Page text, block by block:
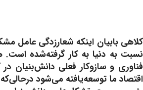
کلاهی بابیان اینکه شعارزدگی عامل
نسبت به دنیا به کار گرفته‌شده
اقتصاد ما توسعه‌یافته می‌شود درحالی‌که با این سیاست با 20 هزار